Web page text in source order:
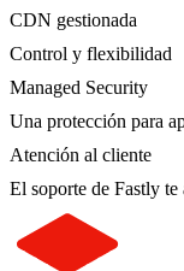
CDN gestionada
Control y flexibilidad
Managed Security
Una protección para
Atención al cliente
El soporte de Fastly te